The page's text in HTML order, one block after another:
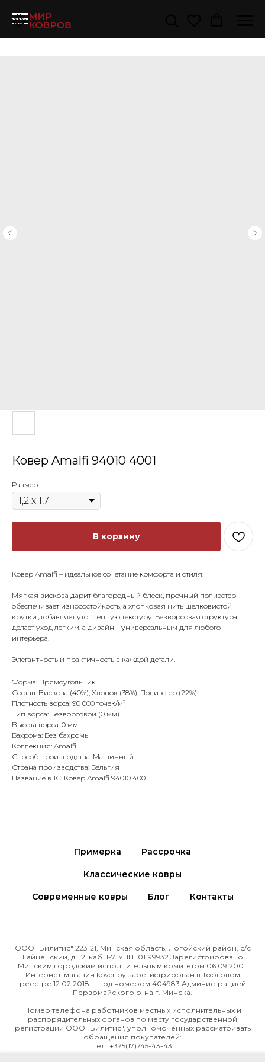
Ковер Amalfi 94010 4001
Размер
В корзину
Ковер Amalfi – идеальное сочетание комфорта и стиля.
Мягкая вискоза дарит благородный блеск, прочный полиэстер
обеспечивает износостойкость, а хлопковая нить шелковистой
крутки добавляет утонченную текстуру. Безворсовая структура
делает уход легким, а дизайн – универсальным для любого
интерьера.
Элегантность и практичность в каждой детали.
Форма: Прямоугольник
Состав: Вискоза (40%), Хлопок (38%), Полиэстер (22%)
Плотность ворса: 90 000 точек/м²
Тип ворса: Безворсовой (0 мм)
Высота ворса: 0 мм
Бахрома: Без бахромы
Коллекция: Amalfi
Способ производства: Машинный
Страна производства: Бельгия
Название в 1С: Ковер Amalfi 94010 4001
Примерка Рассрочка
Классические ковры
Современные ковры Блог Контакты
ООО "Билитис" 223121, Минская область, Логойский район, с/с
Гайненский, д. 12, каб. 1-7. УНП 101199932 Зарегистрировано
Минским городским исполнительным комитетом 06.09.2001.
Интернет-магазин kover.by зарегиcтрирован в Торговом
реестре 12.02.2018 г. под номером 404983 Администрацией
Первомайского р-на г. Минска.
Номер телефона работников местных исполнительных и
распорядительных органов по месту государственной
регистрации ООО "Билитис", уполномоченных рассматривать
обращения покупателей:
тел. +375(17)745-43-43